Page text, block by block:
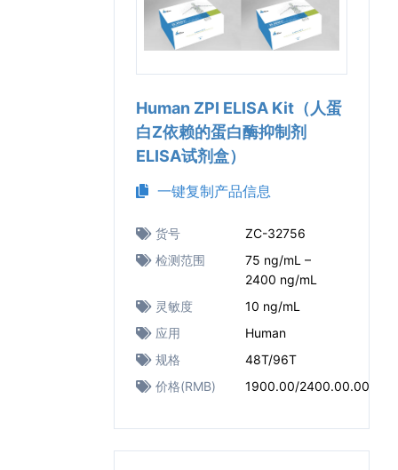
Human ZPI ELISA Kit（人蛋
白Z依赖的蛋白酶抑制剂
ELISA试剂盒）
一键复制产品信息
货号
ZC-32756
检测范围
75 ng/mL –
2400 ng/mL
灵敏度
10 ng/mL
应用
Human
规格
48T/96T
价格(RMB)
1900.00/2400.00.00